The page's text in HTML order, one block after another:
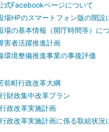
式Facebookページについて
場HPのスマートフォン版の開設
場の基本情報（開庁時間等）に
害者活躍推進計画
環境整備推進事業の事後評価
前町行政改革大綱
財政集中改革プラン
政改革実施計画
政改革実施計画に係る取組状況